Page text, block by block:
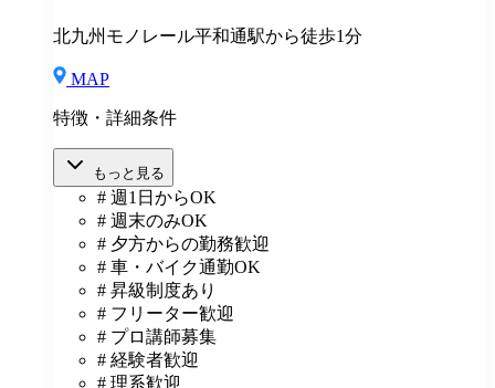
北九州モノレール平和通駅から徒歩1分
MAP
特徴・詳細条件
もっと見る
# 週1日からOK
# 週末のみOK
# 夕方からの勤務歓迎
# 車・バイク通勤OK
# 昇級制度あり
# フリーター歓迎
# プロ講師募集
# 経験者歓迎
# 理系歓迎